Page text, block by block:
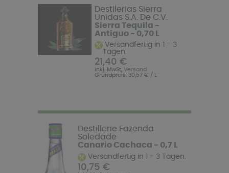
Destilerias Sierra
Unidas S.A. De C.V.
Sierra Tequila -
Antiguo - 0,70 L
Versandfertig in 1 - 3
Tagen.
21,40 €
inkl. MwSt, Versand
Grundpreis: 30,57 € / L
Destillerie Fazenda
Soledade
Canario Cachaca - 0,7 L
Versandfertig in 1 - 3 Tagen.
10,75 €